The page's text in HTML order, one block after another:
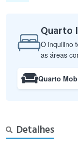
Quarto
O inquilino
as áreas
Quarto
Detalhes